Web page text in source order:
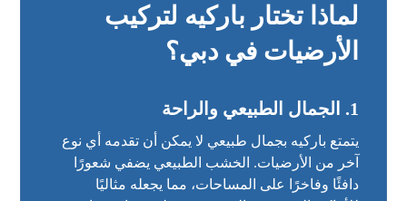
لماذا تختار باركيه لتركيب
الأرضيات في دبي؟
1. الجمال الطبيعي والراحة
يتمتع باركيه بجمال طبيعي لا يمكن أن تقدمه أي نوع
آخر من الأرضيات. الخشب الطبيعي يضفي شعورًا
دافئًا وفاخرًا على المساحات، مما يجعله مثاليًا